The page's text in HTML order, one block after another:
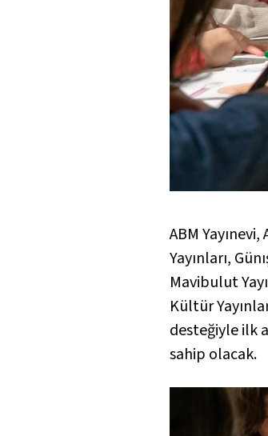
ABM
Yayınları,
Mavibulut
Kültür
desteğiyle ilk
sahip olacak.